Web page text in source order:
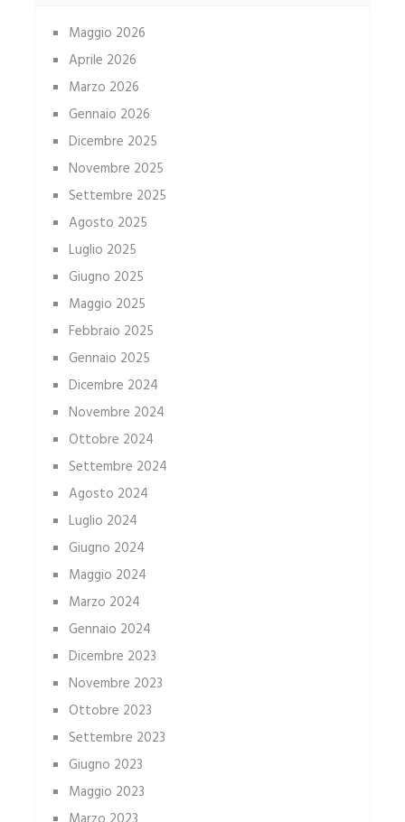
Maggio 2026
Aprile 2026
Marzo 2026
Gennaio 2026
Dicembre 2025
Novembre 2025
Settembre 2025
Agosto 2025
Luglio 2025
Giugno 2025
Maggio 2025
Febbraio 2025
Gennaio 2025
Dicembre 2024
Novembre 2024
Ottobre 2024
Settembre 2024
Agosto 2024
Luglio 2024
Giugno 2024
Maggio 2024
Marzo 2024
Gennaio 2024
Dicembre 2023
Novembre 2023
Ottobre 2023
Settembre 2023
Giugno 2023
Maggio 2023